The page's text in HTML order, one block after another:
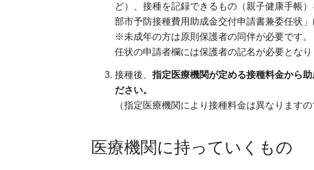
ど）、接種を記録できるもの（親子健康手帳
部市予防接種費用助成金交付申請書兼委任状」
※未成年の方は原則保護者の同伴が必要です
任状の申請者欄には保護者の記名が必要となり
接種後、指定医療機関が定める接種料金から
ださい。
（指定医療機関により接種料金は異なります
医療機関に持っていくもの